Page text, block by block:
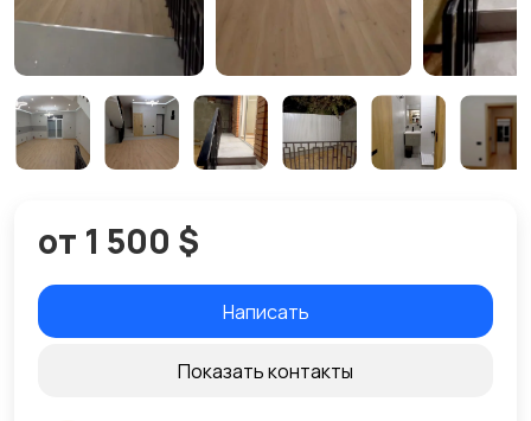
от 1 500 $
Написать
Показать контакты